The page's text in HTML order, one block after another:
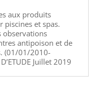
aux produits
piscines et spas.
observations
antipoison et de
(01/01/2010-
Juillet 2019